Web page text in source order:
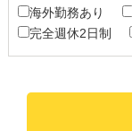
海外勤務あり
完全週休2日制